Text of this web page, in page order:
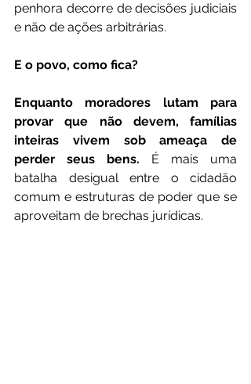
penhora decorre de decisões judiciais
e não de ações arbitrárias.
E o povo, como fica?
Enquanto moradores lutam para
provar que não devem, famílias
inteiras vivem sob ameaça de
perder seus bens. É mais uma
batalha desigual entre o cidadão
comum e estruturas de poder que se
aproveitam de brechas jurídicas.